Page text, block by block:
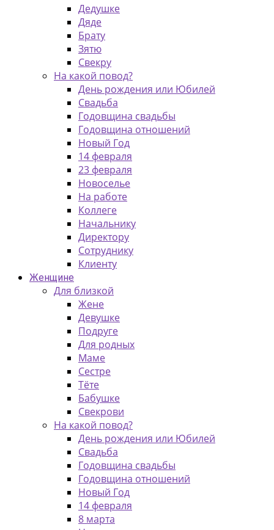
Дедушке
Дяде
Брату
Зятю
Свекру
На какой повод?
День рождения или Юбилей
Свадьба
Годовщина свадьбы
Годовщина отношений
Новый Год
14 февраля
23 февраля
Новоселье
На работе
Коллеге
Начальнику
Директору
Сотруднику
Клиенту
Женщине
Для близкой
Жене
Девушке
Подруге
Для родных
Маме
Сестре
Тёте
Бабушке
Свекрови
На какой повод?
День рождения или Юбилей
Свадьба
Годовщина свадьбы
Годовщина отношений
Новый Год
14 февраля
8 марта